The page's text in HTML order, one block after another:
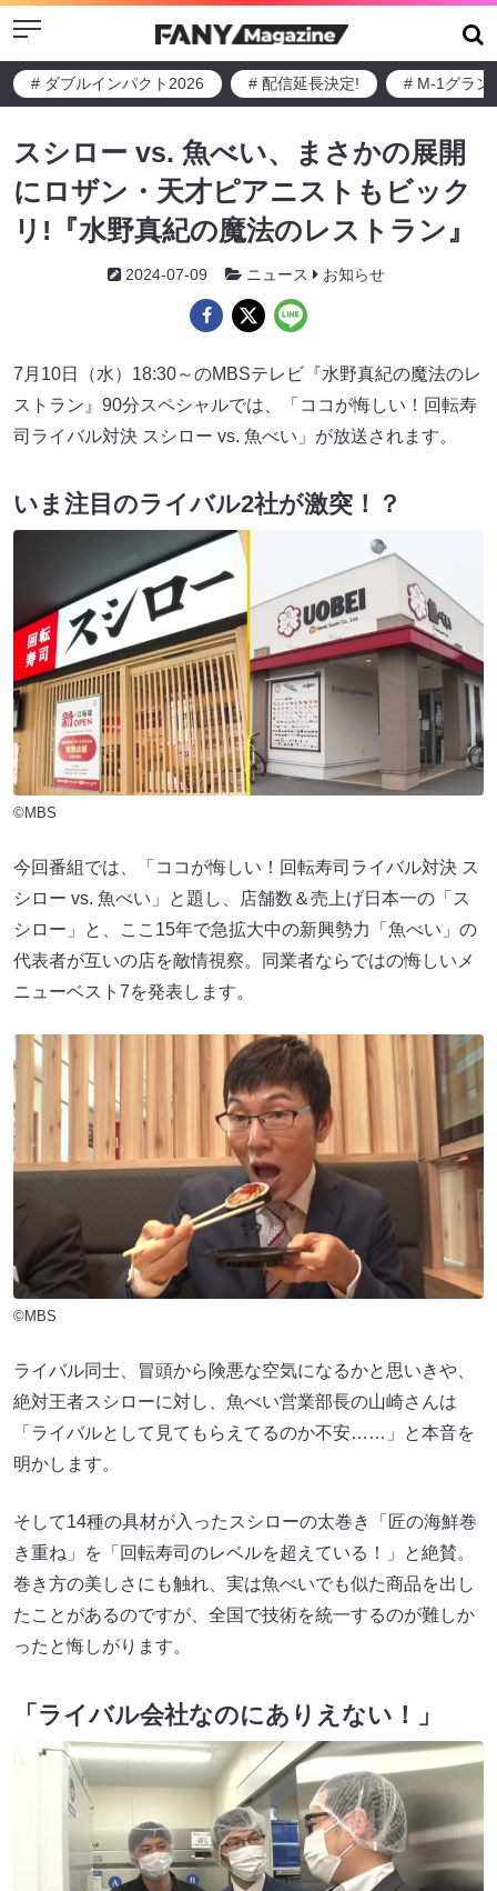
Menu
# ダブルインパクト2026 # 配信延長決定! # M-1グラン
スシロー vs. 魚べい、まさかの展開
にロザン・天才ピアニストもビック
リ!『水野真紀の魔法のレストラン』
2024-07-09 ニュース お知らせ
7月10日（水）18:30～のMBSテレビ『水野真紀の魔法のレ
ストラン』90分スペシャルでは、「ココが悔しい！回転寿
司ライバル対決 スシロー vs. 魚べい」が放送されます。
いま注目のライバル2社が激突！？
©MBS
今回番組では、「ココが悔しい！回転寿司ライバル対決 ス
シロー vs. 魚べい」と題し、店舗数＆売上げ日本一の「ス
シロー」と、ここ15年で急拡大中の新興勢力「魚べい」の
代表者が互いの店を敵情視察。同業者ならではの悔しいメ
ニューベスト7を発表します。
©MBS
ライバル同士、冒頭から険悪な空気になるかと思いきや、
絶対王者スシローに対し、魚べい営業部長の山崎さんは
「ライバルとして見てもらえてるのか不安……」と本音を
明かします。
そして14種の具材が入ったスシローの太巻き「匠の海鮮巻
き重ね」を「回転寿司のレベルを超えている！」と絶賛。
巻き方の美しさにも触れ、実は魚べいでも似た商品を出し
たことがあるのですが、全国で技術を統一するのが難しか
ったと悔しがります。
「ライバル会社なのにありえない！」